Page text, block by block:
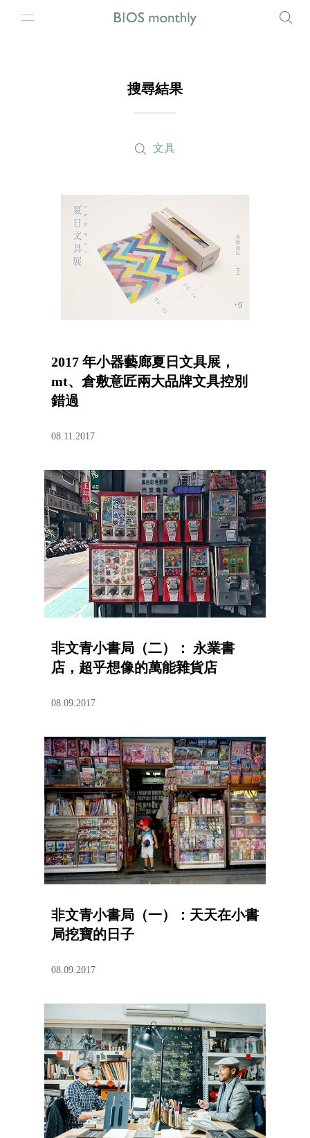
搜尋結果
文具
2017 年小器藝廊夏日文具展，
mt、倉敷意匠兩大品牌文具控別
錯過
08.11.2017
非文青小書局（二）： 永業書
店，超乎想像的萬能雜貨店
08.09.2017
非文青小書局（一）：天天在小書
局挖寶的日子
08.09.2017